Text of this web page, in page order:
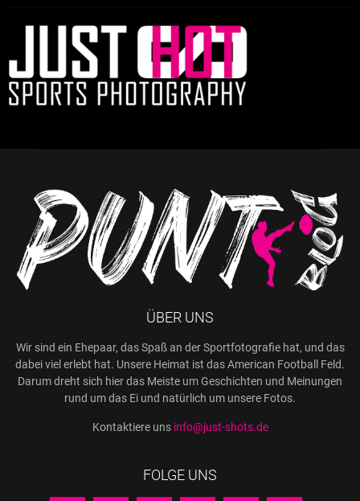
ÜBER UNS
Wir sind ein Ehepaar, das Spaß an der Sportfotografie hat, und das
dabei viel erlebt hat. Unsere Heimat ist das American Football Feld.
Darum dreht sich hier das Meiste um Geschichten und Meinungen
rund um das Ei und natürlich um unsere Fotos.
Kontaktiere uns info@just-shots.de
FOLGE UNS